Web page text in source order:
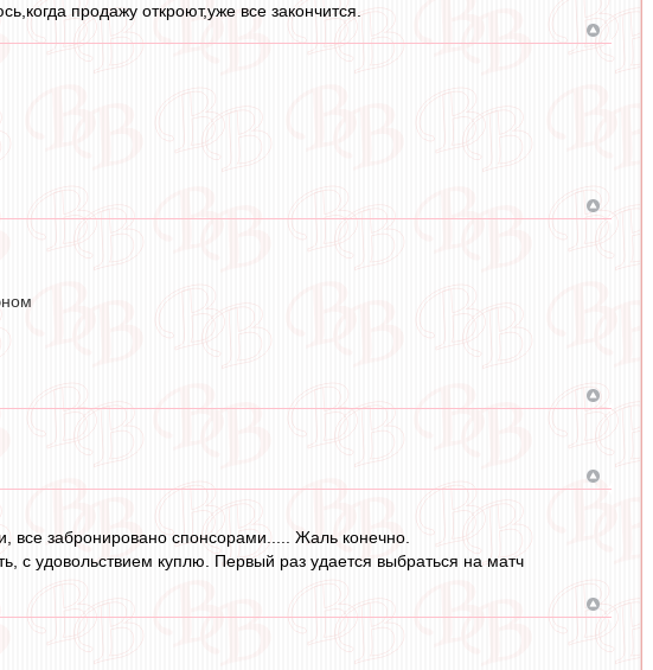
продажу откроют,уже все закончится.
забронировано спонсорами..... Жаль конечно.
с удовольствием куплю. Первый раз удается выбраться на матч